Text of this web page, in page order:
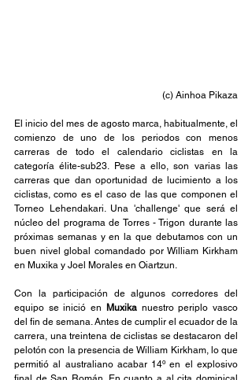
(c) Ainhoa Pikaza
El inicio del mes de agosto marca, habitualmente, el
comienzo de uno de los periodos con menos
carreras de todo el calendario ciclistas en la
categoría élite-sub23. Pese a ello, son varias las
carreras que dan oportunidad de lucimiento a los
ciclistas, como es el caso de las que componen el
Torneo Lehendakari. Una 'challenge' que será el
núcleo del programa de Torres - Trigon durante las
próximas semanas y en la que debutamos con un
buen nivel global comandado por William Kirkham
en Muxika y Joel Morales en Oiartzun.
Con la participación de algunos corredores del
equipo se inició en Muxika nuestro periplo vasco
del fin de semana. Antes de cumplir el ecuador de la
carrera, una treintena de ciclistas se destacaron del
pelotón con la presencia de William Kirkham, lo que
permitió al australiano acabar 14º en el explosivo